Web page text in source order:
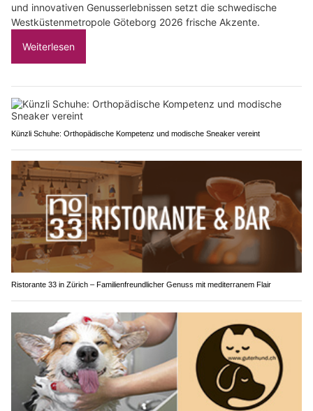
und innovativen Genusserlebnissen setzt die schwedische
Westküstenmetropole Göteborg 2026 frische Akzente.
Weiterlesen
Künzli Schuhe: Orthopädische Kompetenz und modische Sneaker vereint
Ristorante 33 in Zürich – Familienfreundlicher Genuss mit mediterranem Flair